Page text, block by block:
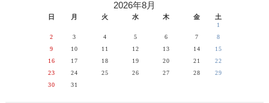
2026年8月
日 月 火 水 木 金 土
1
2
3 4 5 6 7
8
9
10 11 12 13 14
15
16
17 18 19 20 21
22
23
24 25 26 27 28
29
30
31